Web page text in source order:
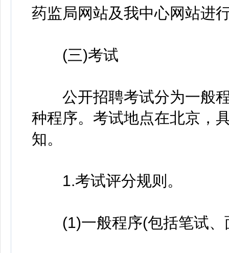
药监局网站及我中心网站进
(三)考试
公开招聘考试分为一般程
种程序。考试地点在北京，
知。
1.考试评分规则。
(1)一般程序(包括笔试、